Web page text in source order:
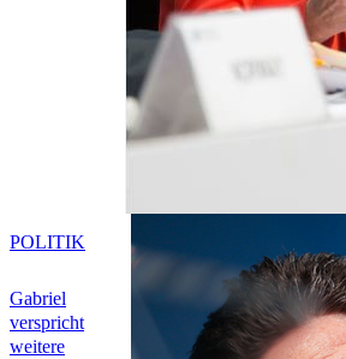
Gabriel
verspricht
weitere
POLITIK